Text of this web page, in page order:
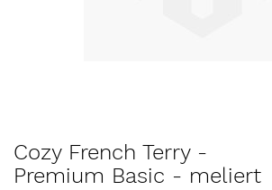
Anfang
der
Cozy French Terry -
Premium Basic - meliert